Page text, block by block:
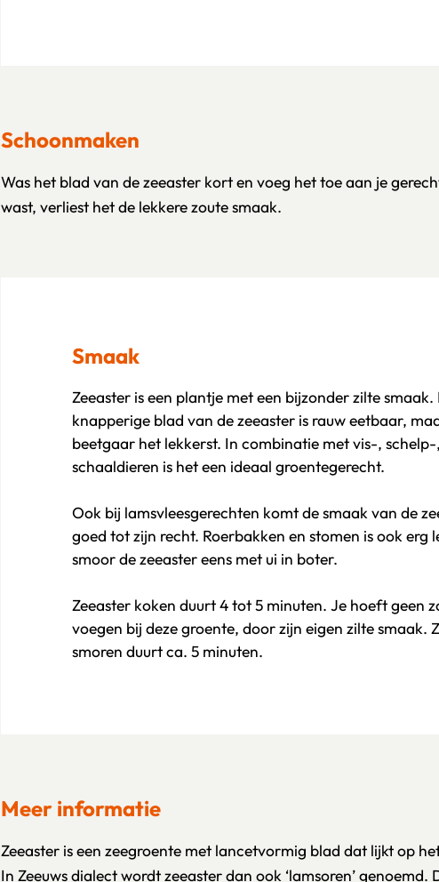
Schoonmaken
Was het blad van de zeeaster kort en voeg het toe aan je
wast, verliest het de lekkere zoute smaak.
Smaak
Zeeaster is een plantje met een bijzonder zilte smaak.
knapperige blad van de zeeaster is rauw eetbaar,
beetgaar het lekkerst. In combinatie met vis-,
schaaldieren is het een ideaal groentegerecht.
Ook bij lamsvleesgerechten komt de smaak van de
goed tot zijn recht. Roerbakken en stomen is ook erg
smoor de zeeaster eens met ui in boter.
Zeeaster koken duurt 4 tot 5 minuten. Je hoeft geen
voegen bij deze groente, door zijn eigen zilte smaak.
smoren duurt ca. 5 minuten.
Meer informatie
Zeeaster is een zeegroente met lancetvormig blad dat lijkt op
In Zeeuws dialect wordt zeeaster dan ook ‘lamsoren’ genoemd.